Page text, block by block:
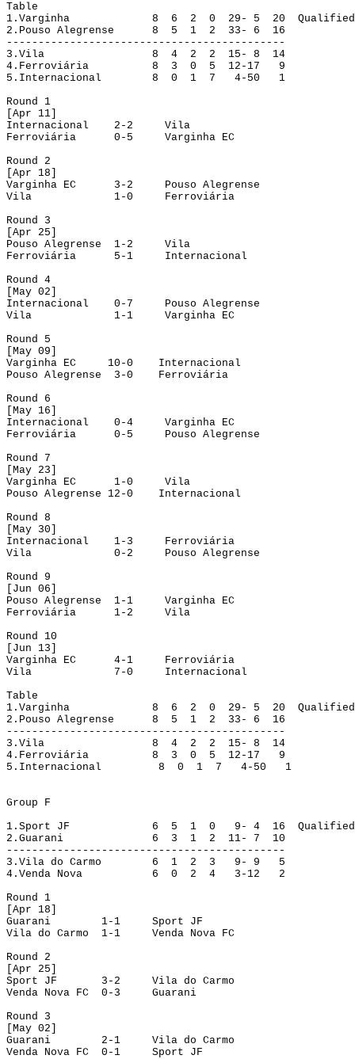
Table
1. Varginha 8 6 2 0 29- 5 20
Qualified
2. Pouso Alegrense 8 5 1 2 33- 6
16
--------------------------------------------
3. Vila 8 4 2 2 15- 8
14
4. Ferroviária 8 3 0 5 12-17
9
5. Internacional 8 0 1 7 4-50
1
Round 1
Apr 11]
Internacional
2-2
Vila
Ferroviária
0-5
Varginha EC
Round 2
Apr 18]
Varginha EC
3-2
Pouso Alegrense
Vila
1-0
Ferroviária
Round 3
Apr 25]
Pouso Alegrense
1-2
Vila
Ferroviária
5-1
Internacional
Round 4
May 02]
Internacional
0-7
Pouso Alegrense
Vila
1-1
Varginha EC
Round 5
May 09]
Varginha EC
10-0
Internacional
Pouso Alegrense
3-0
Ferroviária
Round 6
May 16]
Internacional
0-4
Varginha EC
Ferroviária
0-5
Pouso Alegrense
Round 7
[May 23]
Varginha EC
1-0
Vila
Pouso Alegrense
12-0
Internacional
Round 8
May 30]
Internacional
1-3
Ferroviária
Vila
0-2
Pouso Alegrense
Round 9
[Jun 06]
Pouso Alegrense
1-1
Varginha EC
Ferroviária
1-2
Vila
Round 10
[Jun 13]
Varginha EC
4-1
Ferroviária
Vila
7-0
Internacional
Table
1. Varginha 8 6 2 0 29- 5 20
Qualified
2. Pouso Alegrense 8 5 1 2 33- 6
16
--------------------------------------------
3. Vila 8 4 2 2 15- 8
14
4. Ferroviária 8 3 0 5 12-17
9
5. Internacional 8 0 1 7 4-50 1
Group F
1. Sport JF 6 5 1 0 9- 4 16
Qualified
2. Guarani 6 3 1 2 11- 7
10
--------------------------------------------
3. Vila do Carmo 6 1 2 3 9- 9
5
4. Venda Nova 6 0 2 4 3-12
2
Round 1
Apr 18]
Guarani
1-1
Sport JF
Vila do Carmo
1-1
Venda Nova FC
Round 2
Apr 25]
Sport JF
3-2
Vila do Carmo
Venda Nova FC
0-3
Guarani
Round 3
May 02]
Guarani
2-1
Vila do Carmo
Venda Nova FC
0-1
Sport JF